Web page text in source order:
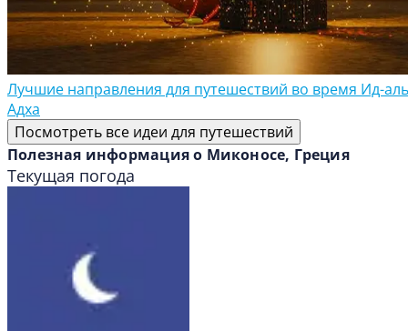
Лучшие направления для путешествий во время Ид-
Адха
Посмотреть все идеи для путешествий
Полезная информация о Миконосе, Греция
Текущая погода